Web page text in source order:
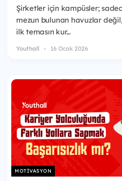
Şirketler için kampüsler;
mezun bulunan havuzlar
ilk temasın kur...
Youthall 16 Ocak 2026
MOTIVASYON